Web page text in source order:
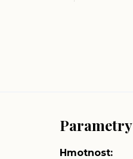
Parametry
Hmotnost